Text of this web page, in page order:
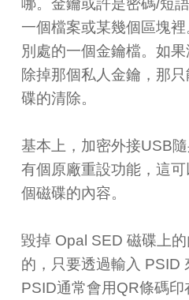
哪。金鑰或許是密碼/短
一個檔案或某幾個區塊
別處的一個金鑰檔。如
除掉那個私人金鑰，那
碟的清除。
基本上，加密外接USB
有個原廠重設功能，這
個磁碟的內容。
毀掉 Opal SED 磁碟上
的，只要透過輸入 PSID
PSID通常會用QR條碼